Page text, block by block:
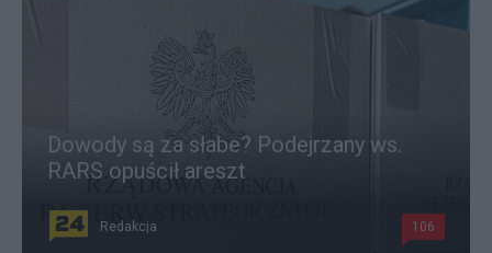
Dowody są za słabe? Podejrzany ws.
RARS opuścił areszt
Redakcja 106